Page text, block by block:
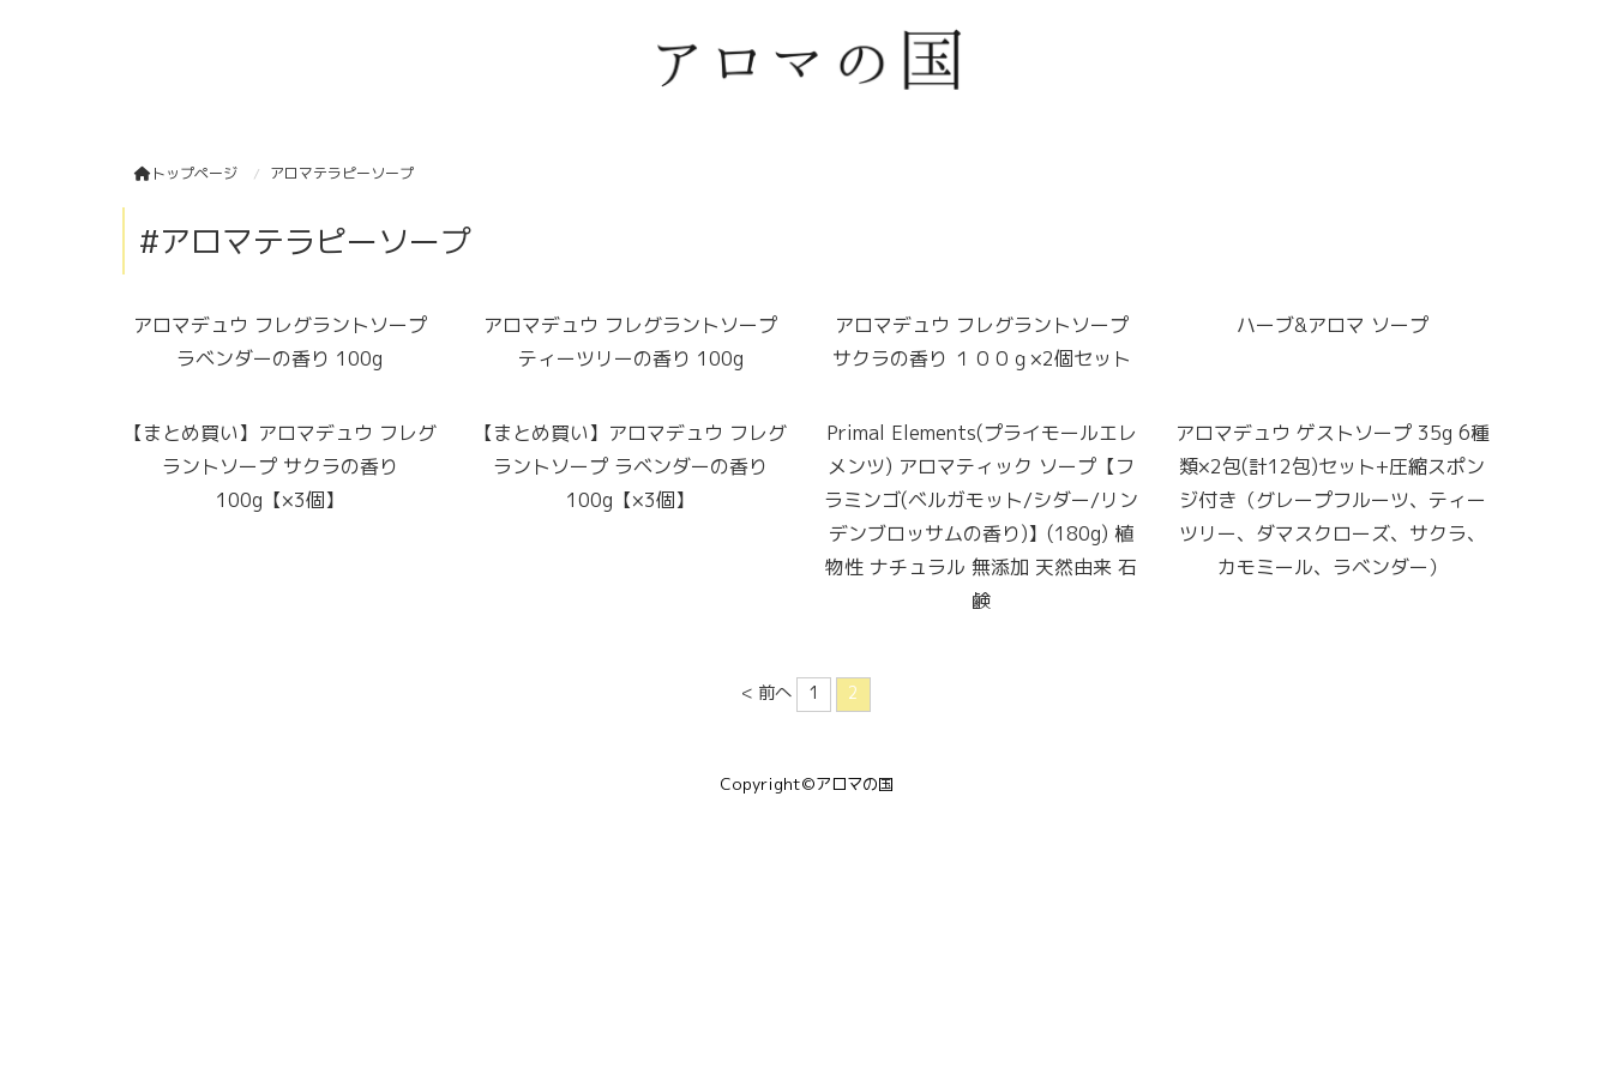
トップページ アロマテラピーソープ
#アロマテラピーソープ
アロマデュウ フレグラントソープ
ラベンダーの香り 100g
アロマデュウ フレグラントソープ
ティーツリーの香り 100g
アロマデュウ フレグラントソープ
サクラの香り １００ｇ×2個セット
ハーブ&アロマ ソープ
【まとめ買い】アロマデュウ フレグ
ラントソープ サクラの香り
100g【×3個】
【まとめ買い】アロマデュウ フレグ
ラントソープ ラベンダーの香り
100g【×3個】
Primal Elements(プライモールエレ
メンツ) アロマティック ソープ【フ
ラミンゴ(ベルガモット/シダー/リン
デンブロッサムの香り)】(180g) 植
物性 ナチュラル 無添加 天然由来 石
鹸
アロマデュウ ゲストソープ 35g 6種
類×2包(計12包)セット+圧縮スポン
ジ付き（グレープフルーツ、ティー
ツリー、ダマスクローズ、サクラ、
カモミール、ラベンダー）
< 前へ 1 2
Copyright©アロマの国